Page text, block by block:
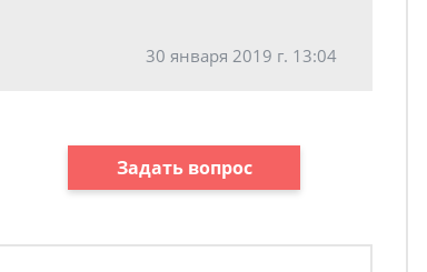
30 января 2019 г. 13:04
Задать вопрос